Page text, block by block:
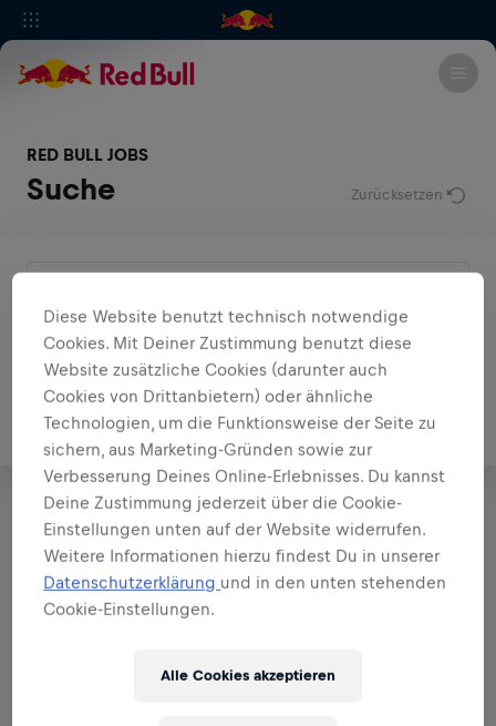
RED BULL JOBS
Suche Zurücksetzen
Legal
Student Jobs
Early Career Programs
Schweiz, Europa
Suche nach Land, Region, Stadt...
Kein Job gefunden
Gibt es noch offene
Diese Website benutzt technisch notwendige
Cookies. Mit Deiner Zustimmung benutzt diese
Website zusätzliche Cookies (darunter auch
Cookies von Drittanbietern) oder ähnliche
Technologien, um die Funktionsweise der Seite zu
sichern, aus Marketing-Gründen sowie zur
Verbesserung Deines Online-Erlebnisses. Du kannst
Deine Zustimmung jederzeit über die Cookie-
Einstellungen unten auf der Website widerrufen.
Weitere Informationen hierzu findest Du in unserer
Datenschutzerklärung und in den unten stehenden
Cookie-Einstellungen.
Alle Cookies akzeptieren